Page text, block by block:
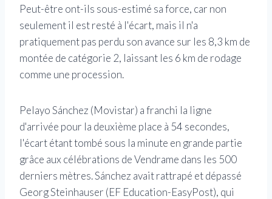
Peut-être ont-ils sous-estimé sa force, car non
seulement il est resté à l'écart, mais il n'a
pratiquement pas perdu son avance sur les 8,3 km de
montée de catégorie 2, laissant les 6 km de rodage
comme une procession.
Pelayo Sánchez (Movistar) a franchi la ligne
d'arrivée pour la deuxième place à 54 secondes,
l'écart étant tombé sous la minute en grande partie
grâce aux célébrations de Vendrame dans les 500
derniers mètres. Sánchez avait rattrapé et dépassé
Georg Steinhauser (EF Education-EasyPost), qui